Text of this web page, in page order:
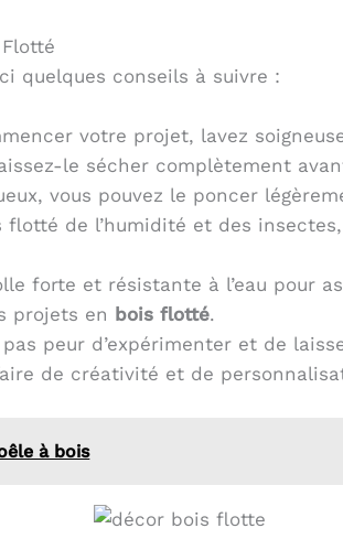
quelques conseils à suivre :
votre projet, lavez
le sécher complètement
vous pouvez le poncer
flotté de l’humidité et des
forte et résistante à l’eau pour
projets en bois flotté.
pas peur d’expérimenter et de
de créativité et de
à bois